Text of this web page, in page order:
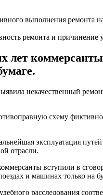
ремонта и причинение
лет
некачественный
схему
эксплуатация
отрасли.
вступили в
и машинах только на
расследования